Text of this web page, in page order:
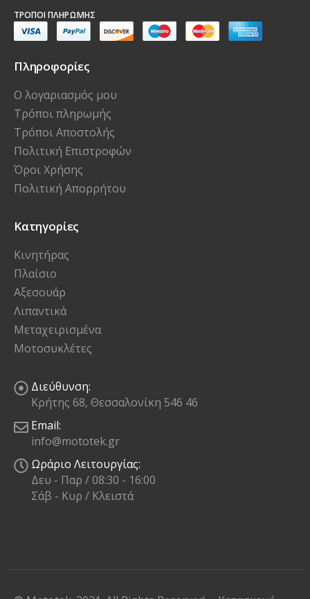
ΤΡΌΠΟΙ ΠΛΗΡΩΜΉΣ
Πληροφορίες
Ο λογαριασμός μου
Τρόποι πληρωμής
Τρόποι Αποστολής
Πολιτική Επιστροφών
Όροι Χρήσης
Πολιτική Απορρήτου
Κατηγορίες
Κινητήρας
Πλαίσιο
Αξεσουάρ
Λιπαντικά
Μεταχειρισμένα
Μοτοσυκλέτες
Διεύθυνση:
Κρήτης 68, Θεσσαλονίκη 546 46
Email:
info@mototek.gr
Ωράριο Λειτουργίας:
Δευ - Παρ / 08:30 - 16:00
Σάβ - Κυρ / Κλειστά